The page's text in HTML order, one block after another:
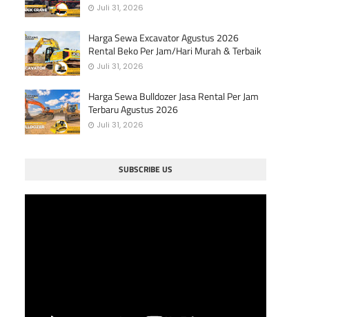
Juli 31, 2026
Harga Sewa Excavator Agustus 2026
Rental Beko Per Jam/Hari Murah & Terbaik
Juli 31, 2026
Harga Sewa Bulldozer Jasa Rental Per Jam
Terbaru Agustus 2026
Juli 31, 2026
SUBSCRIBE US